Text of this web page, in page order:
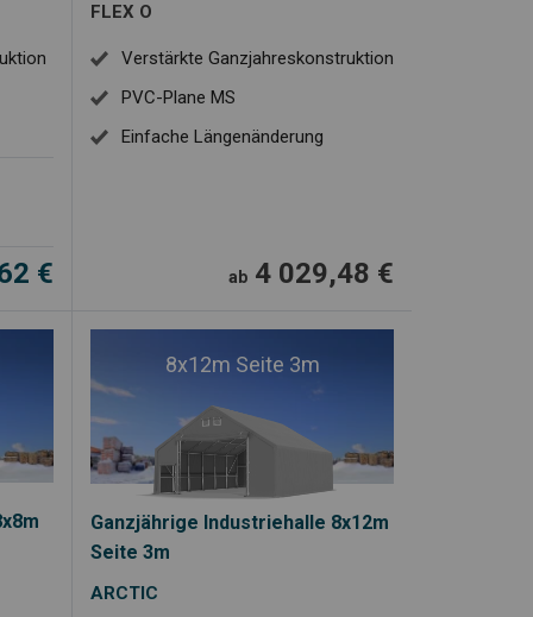
€
FLEX O
Verstärkte Ganzjahreskonstruktion
PVC-Plane MS
Einfache Längenänderung
ab 4 029,48 €
8x12m Seite 3m
Ganzjährige Industriehalle 8x12m
Seite 3m
ARCTIC